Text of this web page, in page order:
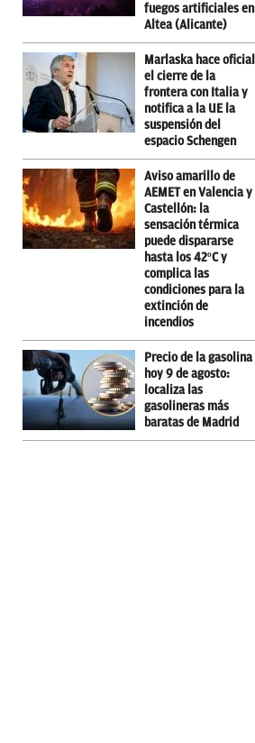
fuegos artificiales en
Altea (Alicante)
Marlaska hace oficial
el cierre de la
frontera con Italia y
notifica a la UE la
suspensión del
espacio Schengen
Aviso amarillo de
AEMET en Valencia y
Castellón: la
sensación térmica
puede dispararse
hasta los 42ºC y
complica las
condiciones para la
extinción de
incendios
Precio de la gasolina
hoy 9 de agosto:
localiza las
gasolineras más
baratas de Madrid